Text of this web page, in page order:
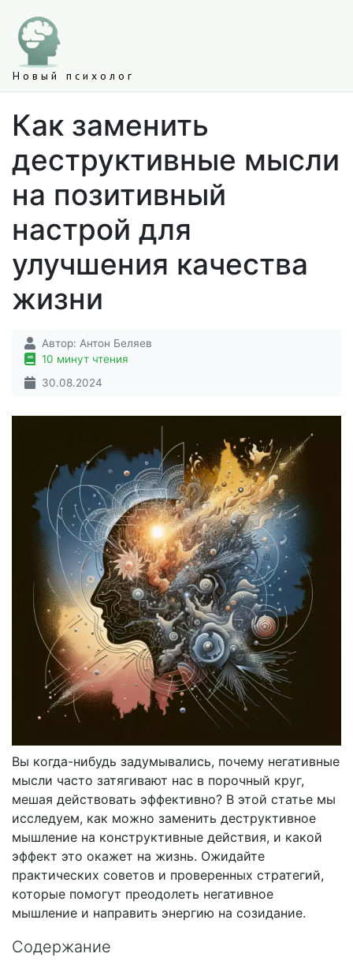
Новый психолог
Как заменить
деструктивные мысли
на позитивный
настрой для
улучшения качества
жизни
Автор: Антон Беляев
10 минут чтения
30.08.2024
Вы когда-нибудь задумывались, почему негативные
мысли часто затягивают нас в порочный круг,
мешая действовать эффективно? В этой статье мы
исследуем, как можно заменить деструктивное
мышление на конструктивные действия, и какой
эффект это окажет на жизнь. Ожидайте
практических советов и проверенных стратегий,
которые помогут преодолеть негативное
мышление и направить энергию на созидание.
Содержание